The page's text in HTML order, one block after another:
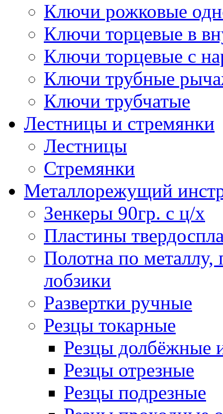
Ключи рожковые
Ключи торцевые в
Ключи торцевые с
Ключи трубные
Ключи трубчатые
Лестницы и стремянки
Лестницы
Стремянки
Металлорежущий
Зенкеры 90гр. с ц/х
Пластины
Полотна по
лобзики
Развертки ручные
Резцы токарные
Резцы долбёжные
Резцы отрезные
Резцы подрезные